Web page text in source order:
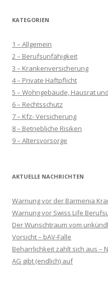
KATEGORIEN
1 – Allgemein
2 – Berufsunfähigkeit
3 – Krankenversicherung
4 – Private Haftpflicht
5 – Wohngebäude, Hausrat
6 – Rechtsschutz
7 – Kfz- Versicherung
8 – Betriebliche Risiken
9 – Altersvorsorge
AKTUELLE NACHRICHTEN
Warnung vor der Barmenia
Warnung vor Swiss Life
Der Wunschtraum vom
Vorsicht – bAV-Falle
Beharrlichkeit zahlt sich aus –
AG gibt (endlich) auf